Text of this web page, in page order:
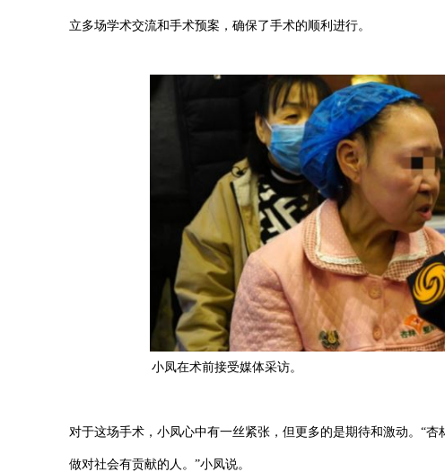
立多场学术交流和手术预案，确保了手术的顺利进行。
小凤在术前接受媒体采访。
对于这场手术，小凤心中有一丝紧张，但更多的是期待和激动。“
做对社会有贡献的人。”小凤说。